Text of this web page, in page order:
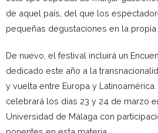
de aquel país, del que los
pequeñas degustaciones en la
De nuevo, el festival incluirá un
dedicado este año a la
y vuelta entre Europa y
celebrará los días 23 y 24 de marzo
Universidad de Málaga con